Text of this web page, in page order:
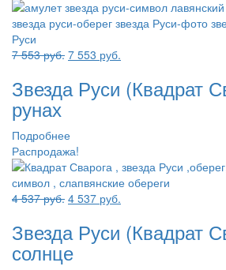
7 553руб. Первоначальная
составляла
7
7 553 руб.
553 руб..
Звезда Руси (Квадрат
рунах
Подробнее
Распродажа!
4 537руб. Первоначальная
составляла
4
537 руб..
4 537 руб.
537 руб..
Звезда Руси (Квадрат
солнце